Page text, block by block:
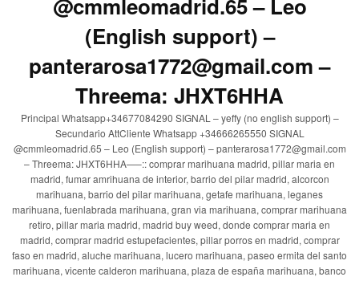
@cmmleomadrid.65 – Leo
(English support) –
panterarosa1772@gmail.com –
Threema: JHXT6HHA
Principal Whatsapp+34677084290 SIGNAL – yeffy (no english support) –
Secundario AttCliente Whatsapp +34666265550 SIGNAL
@cmmleomadrid.65 – Leo (English support) – panterarosa1772@gmail.com
– Threema: JHXT6HHA—–:: comprar marihuana madrid, pillar maria en
madrid, fumar amrihuana de interior, barrio del pilar madrid, alcorcon
marihuana, barrio del pilar marihuana, getafe marihuana, leganes
marihuana, fuenlabrada marihuana, gran via marihuana, comprar marihuana
retiro, pillar maria madrid, madrid buy weed, donde comprar maria en
madrid, comprar madrid estupefacientes, pillar porros en madrid, comprar
faso en madrid, aluche marihuana, lucero marihuana, paseo ermita del santo
marihuana, vicente calderon marihuana, plaza de españa marihuana, banco